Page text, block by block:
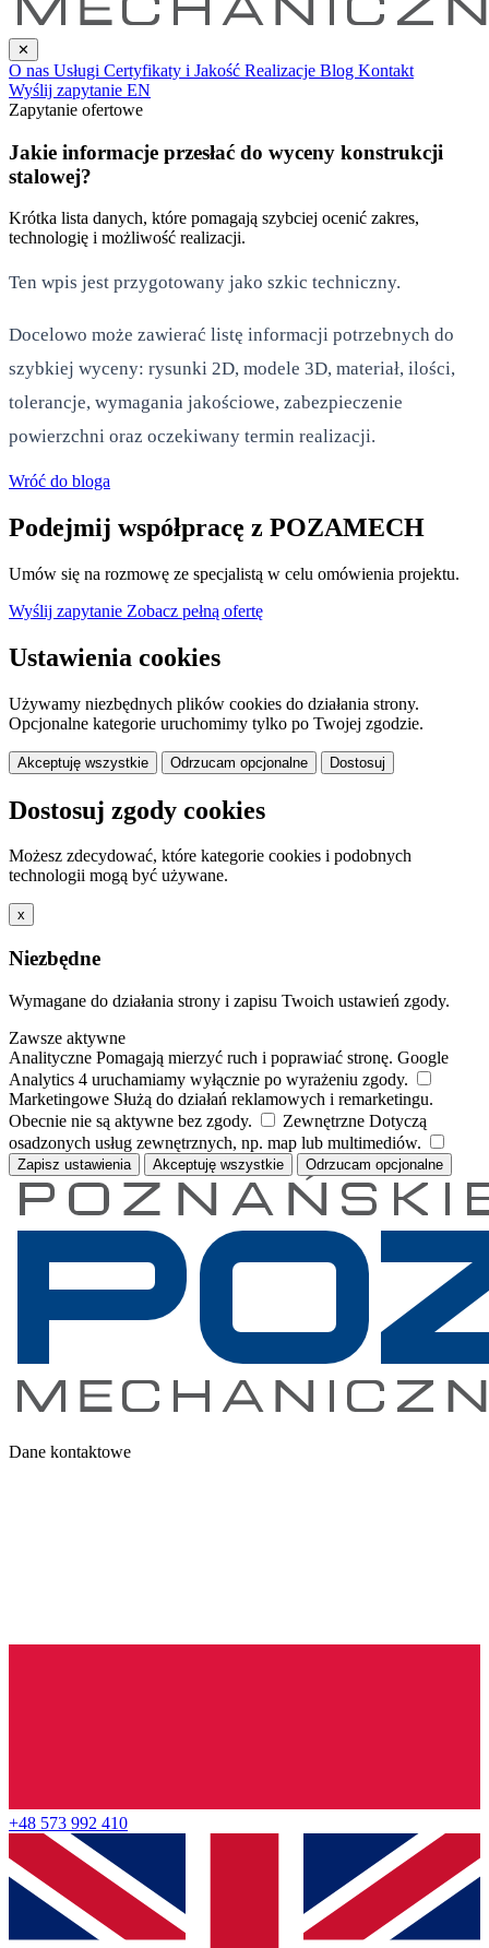
✕
O nas Usługi Certyfikaty i Jakość Realizacje Blog Kontakt
Wyślij zapytanie EN
Zapytanie ofertowe
Jakie informacje przesłać do wyceny konstrukcji
stalowej?
Krótka lista danych, które pomagają szybciej ocenić zakres,
technologię i możliwość realizacji.
Ten wpis jest przygotowany jako szkic techniczny.
Docelowo może zawierać listę informacji potrzebnych do
szybkiej wyceny: rysunki 2D, modele 3D, materiał, ilości,
tolerancje, wymagania jakościowe, zabezpieczenie
powierzchni oraz oczekiwany termin realizacji.
Wróć do bloga
Podejmij współpracę z POZAMECH
Umów się na rozmowę ze specjalistą w celu omówienia projektu.
Wyślij zapytanie Zobacz pełną ofertę
Ustawienia cookies
Używamy niezbędnych plików cookies do działania strony.
Opcjonalne kategorie uruchomimy tylko po Twojej zgodzie.
Akceptuję wszystkie Odrzucam opcjonalne Dostosuj
Dostosuj zgody cookies
Możesz zdecydować, które kategorie cookies i podobnych
technologii mogą być używane.
x
Niezbędne
Wymagane do działania strony i zapisu Twoich ustawień zgody.
Zawsze aktywne
Analityczne Pomagają mierzyć ruch i poprawiać stronę. Google
Analytics 4 uruchamiamy wyłącznie po wyrażeniu zgody.
Marketingowe Służą do działań reklamowych i remarketingu.
Obecnie nie są aktywne bez zgody.
Zewnętrzne Dotyczą
osadzonych usług zewnętrznych, np. map lub multimediów.
Zapisz ustawienia Akceptuję wszystkie Odrzucam opcjonalne
Dane kontaktowe
+48 573 992 410